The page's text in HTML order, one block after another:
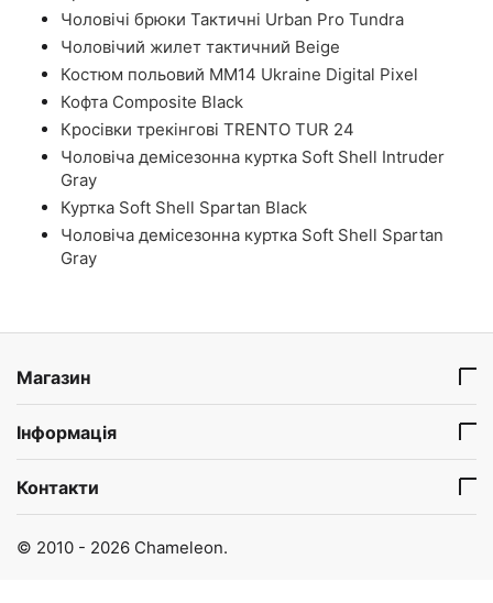
Чоловічі брюки Тактичні Urban Pro Tundra
Чоловічий жилет тактичний Beige
Костюм польовий ММ14 Ukraine Digital Pixel
Кофта Composite Black
Кросівки трекінгові TRENTO TUR 24
Чоловіча демісезонна куртка Soft Shell Intruder
Gray
Куртка Soft Shell Spartan Black
Чоловіча демісезонна куртка Soft Shell Spartan
Gray
Магазин
Інформація
Контакти
© 2010 - 2026 Chameleon.